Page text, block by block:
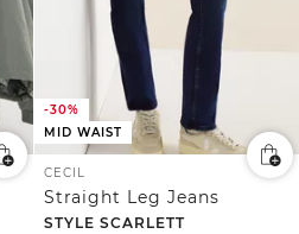
-30%
MID WAIST
CECIL
Straight Leg Jeans
STYLE SCARLETT